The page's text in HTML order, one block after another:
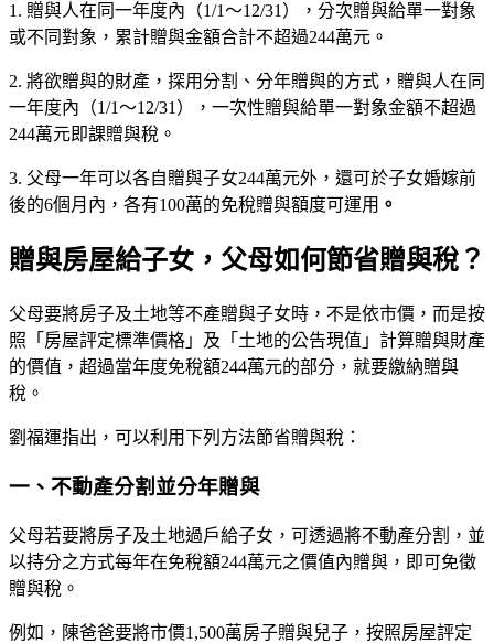
1. 贈與人在同一年度內（1/1～12/31），分次贈與給單一對象
或不同對象，累計贈與金額合計不超過244萬元。
2. 將欲贈與的財產，探用分割、分年贈與的方式，贈與人在同
一年度內（1/1～12/31），一次性贈與給單一對象金額不超過
244萬元即課贈與稅。
3. 父母一年可以各自贈與子女244萬元外，還可於子女婚嫁前
後的6個月內，各有100萬的免稅贈與額度可運用 。
贈與房屋給子女，父母如何節省贈與稅？
父母要將房子及土地等不產贈與子女時，不是依市價，而是按
照「房屋評定標準價格」及「土地的公告現值」計算贈與財產
的價值，超過當年度免稅額244萬元的部分，就要繳納贈與
稅。
劉福運指出，可以利用下列方法節省贈與稅：
一、不動產分割並分年贈與
父母若要將房子及土地過戶給子女，可透過將不動產分割，並
以持分之方式每年在免稅額244萬元之價值內贈與，即可免徵
贈與稅。
例如，陳爸爸要將市價1,500萬房子贈與兒子，按照房屋評定